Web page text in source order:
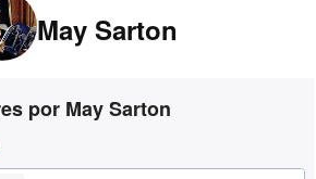
May Sarton
por May Sarton